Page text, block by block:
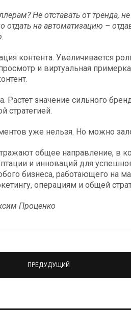
Не отставать от тренда,
отдать на автоматизацию –
контента. Увеличивается
и виртуальная
Растет значение сильного
стратегией.
уже нельзя. Но можно
общее направление, в
и инноваций для
бизнеса, работающего на
операциям и общей
Проценко
ПРЕДУДУЩИЙ